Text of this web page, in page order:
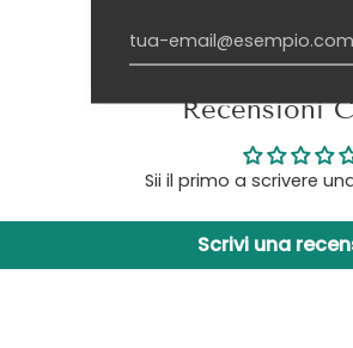
Recensioni
Sii il primo a scrivere
Scrivi una